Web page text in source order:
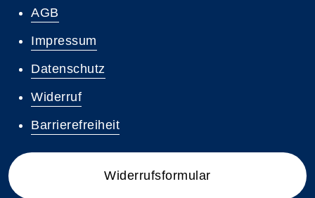
AGB
Impressum
Datenschutz
Widerruf
Barrierefreiheit
Widerrufsformular